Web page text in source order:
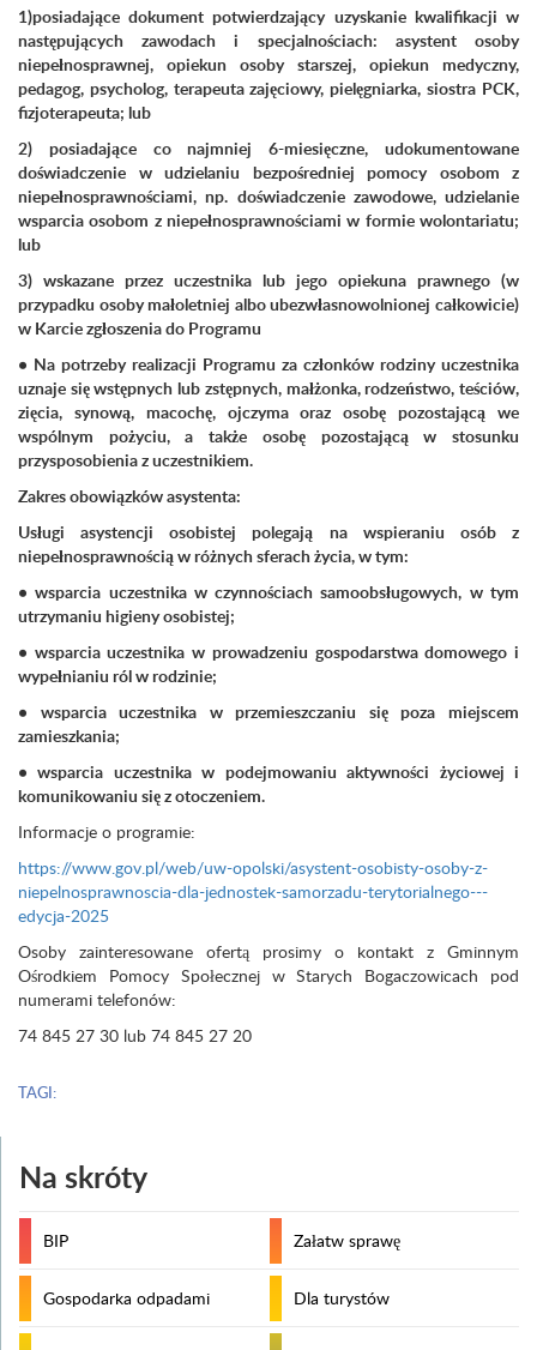
1)posiadające dokument potwierdzający uzyskanie kwalifikacji w
następujących zawodach i specjalnościach: asystent osoby
niepełnosprawnej, opiekun osoby starszej, opiekun medyczny,
pedagog, psycholog, terapeuta zajęciowy, pielęgniarka, siostra PCK,
fizjoterapeuta; lub
2) posiadające co najmniej 6-miesięczne, udokumentowane
doświadczenie w udzielaniu bezpośredniej pomocy osobom z
niepełnosprawnościami, np. doświadczenie zawodowe, udzielanie
wsparcia osobom z niepełnosprawnościami w formie wolontariatu;
lub
3) wskazane przez uczestnika lub jego opiekuna prawnego (w
przypadku osoby małoletniej albo ubezwłasnowolnionej całkowicie)
w Karcie zgłoszenia do Programu
• Na potrzeby realizacji Programu za członków rodziny uczestnika
uznaje się wstępnych lub zstępnych, małżonka, rodzeństwo, teściów,
zięcia, synową, macochę, ojczyma oraz osobę pozostającą we
wspólnym pożyciu, a także osobę pozostającą w stosunku
przysposobienia z uczestnikiem.
Zakres obowiązków asystenta:
Usługi asystencji osobistej polegają na wspieraniu osób z
niepełnosprawnością w różnych sferach życia, w tym:
• wsparcia uczestnika w czynnościach samoobsługowych, w tym
utrzymaniu higieny osobistej;
• wsparcia uczestnika w prowadzeniu gospodarstwa domowego i
wypełnianiu ról w rodzinie;
• wsparcia uczestnika w przemieszczaniu się poza miejscem
zamieszkania;
• wsparcia uczestnika w podejmowaniu aktywności życiowej i
komunikowaniu się z otoczeniem.
Informacje o programie:
https://www.gov.pl/web/uw-opolski/asystent-osobisty-osoby-z-
niepelnosprawnoscia-dla-jednostek-samorzadu-terytorialnego---
edycja-2025
Osoby zainteresowane ofertą prosimy o kontakt z Gminnym
Ośrodkiem Pomocy Społecznej w Starych Bogaczowicach pod
numerami telefonów:
74 845 27 30 lub 74 845 27 20
TAGI:
Na skróty
BIP Załatw sprawę
Gospodarka odpadami Dla turystów